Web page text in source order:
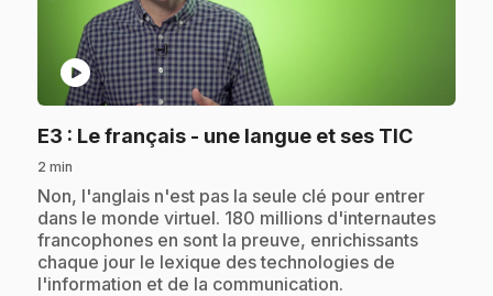
play_circle
E3 : Le français - une langue et ses TIC.
2 min
.Non, l'anglais n'est pas la seule clé pour entrer
dans le monde virtuel. 180 millions d'internautes
francophones en sont la preuve, enrichissants
chaque jour le lexique des technologies de
l'information et de la communication.